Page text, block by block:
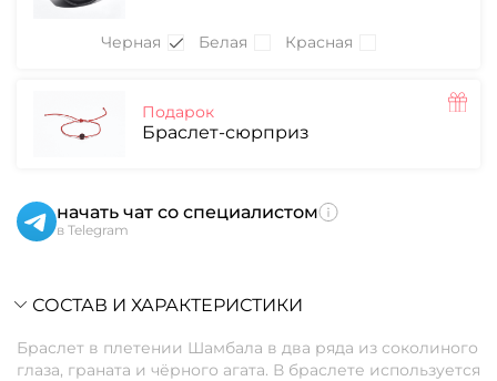
Черная Белая Красная
Подарок
Браслет-сюрприз
начать чат со специалистом
в Telegram
СОСТАВ И ХАРАКТЕРИСТИКИ
Браслет в плетении Шамбала в два ряда из соколиного
глаза, граната и чёрного агата. В браслете используется